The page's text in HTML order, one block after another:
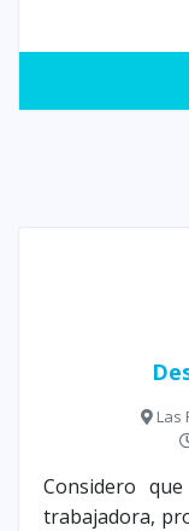
Las
Considero
trabajadora,